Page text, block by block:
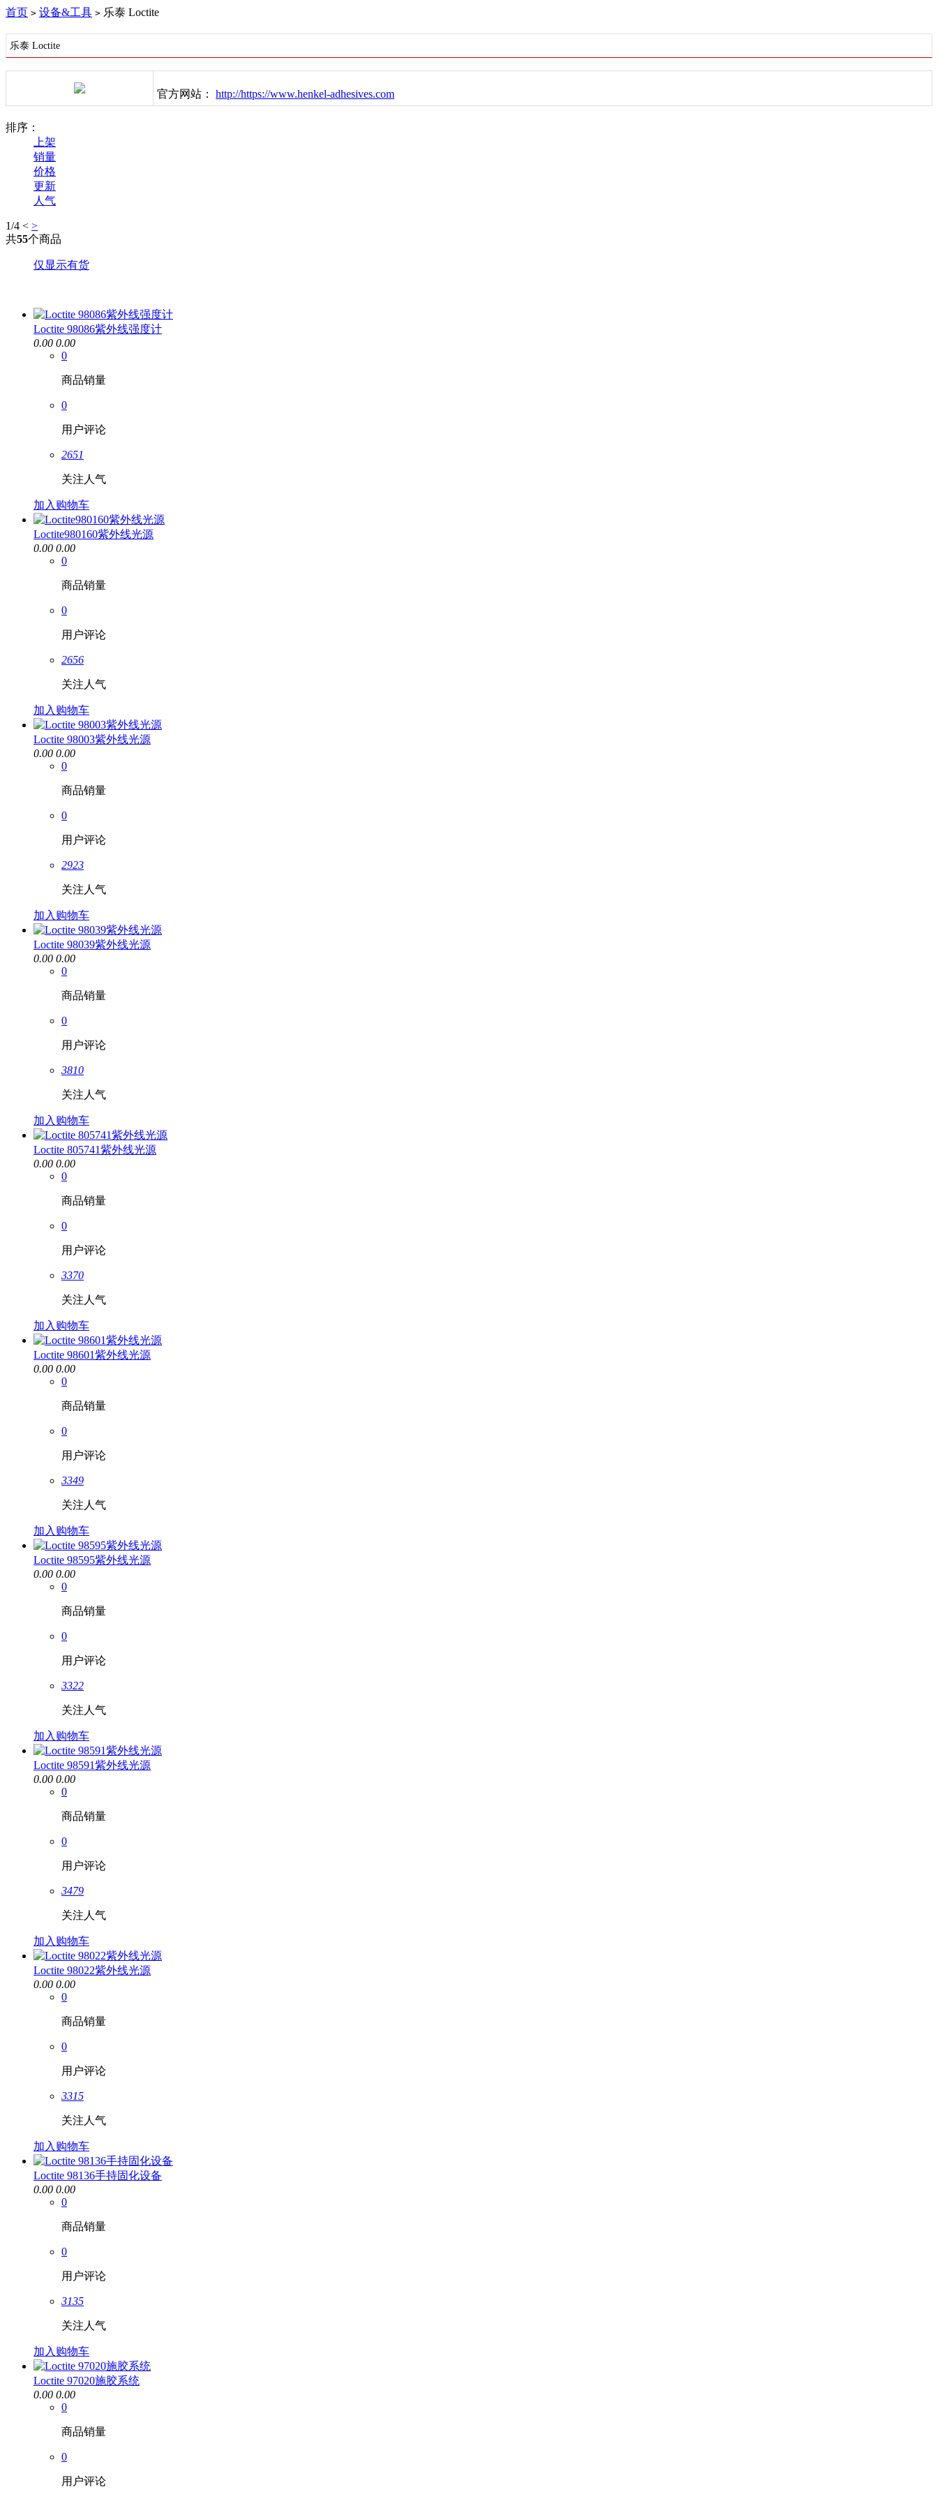
首页 > 设备&工具 > 乐泰 Loctite
乐泰 Loctite
官方网站： http://https://www.henkel-adhesives.com
排序：
上架
销量
价格
更新
人气
1/4 < >
共55个商品
仅显示有货
Loctite 98086紫外线强度计
0.00 0.00
0
商品销量
0
用户评论
2651
关注人气
加入购物车
Loctite980160紫外线光源
0.00 0.00
0
商品销量
0
用户评论
2656
关注人气
加入购物车
Loctite 98003紫外线光源
0.00 0.00
0
商品销量
0
用户评论
2923
关注人气
加入购物车
Loctite 98039紫外线光源
0.00 0.00
0
商品销量
0
用户评论
3810
关注人气
加入购物车
Loctite 805741紫外线光源
0.00 0.00
0
商品销量
0
用户评论
3370
关注人气
加入购物车
Loctite 98601紫外线光源
0.00 0.00
0
商品销量
0
用户评论
3349
关注人气
加入购物车
Loctite 98595紫外线光源
0.00 0.00
0
商品销量
0
用户评论
3322
关注人气
加入购物车
Loctite 98591紫外线光源
0.00 0.00
0
商品销量
0
用户评论
3479
关注人气
加入购物车
Loctite 98022紫外线光源
0.00 0.00
0
商品销量
0
用户评论
3315
关注人气
加入购物车
Loctite 98136手持固化设备
0.00 0.00
0
商品销量
0
用户评论
3135
关注人气
加入购物车
Loctite 97020施胶系统
0.00 0.00
0
商品销量
0
用户评论